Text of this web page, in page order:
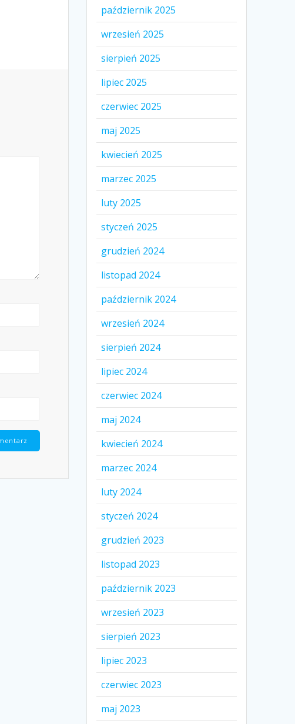
październik 2025
wrzesień 2025
sierpień 2025
lipiec 2025
czerwiec 2025
maj 2025
kwiecień 2025
marzec 2025
luty 2025
styczeń 2025
grudzień 2024
listopad 2024
październik 2024
wrzesień 2024
sierpień 2024
lipiec 2024
czerwiec 2024
maj 2024
kwiecień 2024
marzec 2024
luty 2024
styczeń 2024
grudzień 2023
listopad 2023
październik 2023
wrzesień 2023
sierpień 2023
lipiec 2023
czerwiec 2023
maj 2023